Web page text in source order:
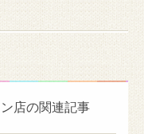
店の関連記事